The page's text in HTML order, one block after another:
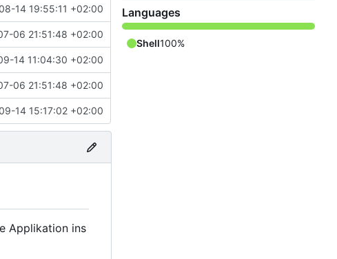
14 19:55:11 +02:00
06 21:51:48 +02:00
14 11:04:30 +02:00
06 21:51:48 +02:00
14 15:17:02 +02:00
Applikation ins
Languages
Shell100%